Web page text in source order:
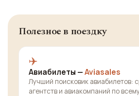
Полезное в поездку
✈️
Авиабилеты —Aviasales
Лучший поисковик авиабилетов:
агентств и авиакомпаний по